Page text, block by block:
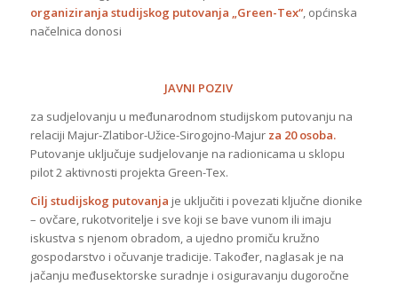
organiziranja studijskog putovanja „Green-Tex“, općinska
načelnica donosi
JAVNI POZIV
za sudjelovanju u međunarodnom studijskom putovanju na
relaciji Majur-Zlatibor-Užice-Sirogojno-Majur za 20 osoba.
Putovanje uključuje sudjelovanje na radionicama u sklopu
pilot 2 aktivnosti projekta Green-Tex.
Cilj studijskog putovanja je uključiti i povezati ključne dionike
– ovčare, rukotvoritelje i sve koji se bave vunom ili imaju
iskustva s njenom obradom, a ujedno promiču kružno
gospodarstvo i očuvanje tradicije. Također, naglasak je na
jačanju međusektorske suradnje i osiguravanju dugoročne